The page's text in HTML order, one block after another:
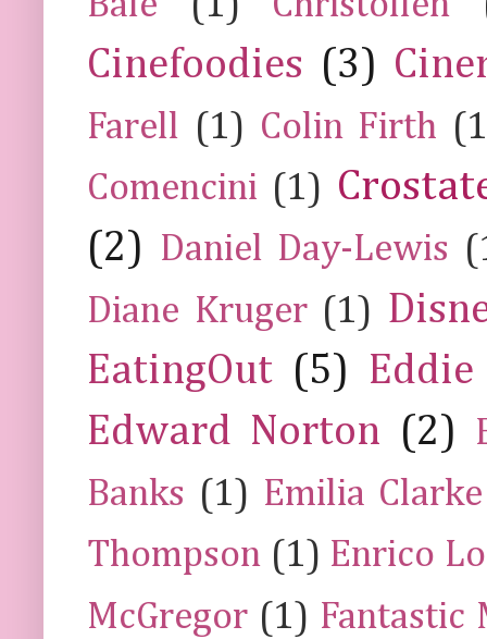
Cinefoodies (3)
Farell (1) Colin Firth
Comencini (1)
(2) Daniel Day-Lewis
Diane Kruger (1)
EatingOut (5) Eddie
Edward Norton (2)
Banks (1) Emilia Clarke
Thompson (1) Enrico
McGregor (1) Fantastic